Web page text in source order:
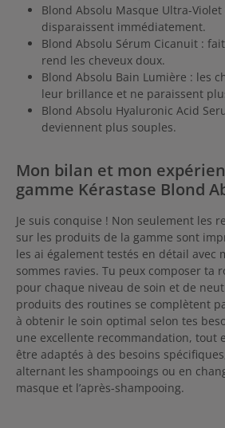
Blond Absolu Masque Ultra-
disparaissent immédiatement.
Blond Absolu Sérum Cicanuit :
rend les cheveux doux.
Blond Absolu Bain Lumière : les
leur brillance et ne paraissent
Blond Absolu Hyaluronic Acid
deviennent plus souples.
Mon bilan et mon
gamme Kérastase Blond
Je suis conquise ! Non seulement les
sur les produits de la gamme sont
les ai également testés en détail avec
sommes ravies. Tu peux composer ta
pour chaque niveau de soin et de
produits des routines se complètent
à obtenir le soin optimal selon tes
une excellente recommandation, tout
être adaptés à des besoins
alternant les shampooings ou en
masque et l’après-shampooing.